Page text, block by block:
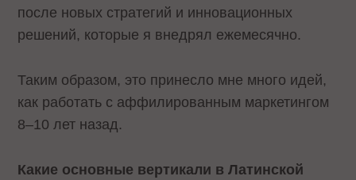
после новых стратегий и инновационных
решений, которые я внедрял ежемесячно.
Таким образом, это принесло мне много идей,
как работать с аффилированным маркетингом
8–10 лет назад.
Какие основные вертикали в Латинской